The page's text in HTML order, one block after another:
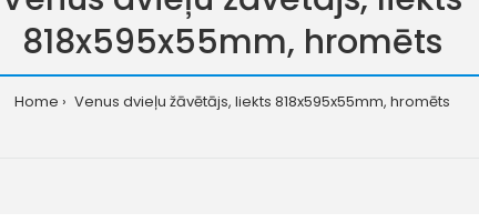
818x595x55mm, hromēts
Home Venus dvieļu žāvētājs, liekts 818x595x55mm, hromēts